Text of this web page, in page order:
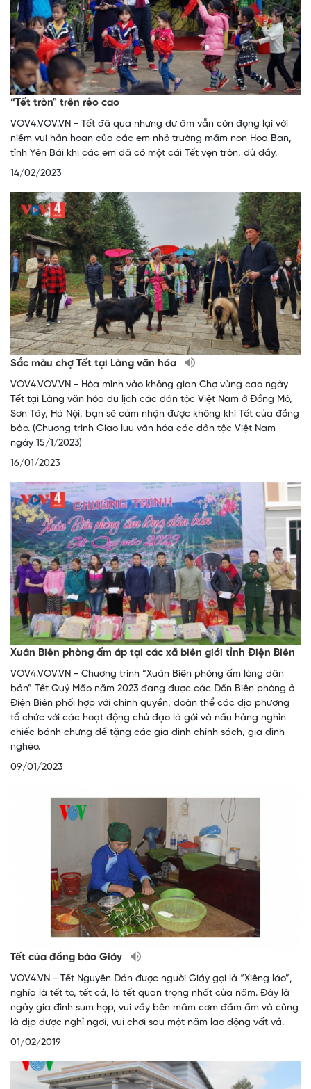
“Tết tròn" trên rẻo cao
VOV4.VOV.VN - Tết đã qua nhưng dư âm vẫn còn đọng lại với
niềm vui hân hoan của các em nhỏ trường mầm non Hoa Ban,
tỉnh Yên Bái khi các em đã có một cái Tết vẹn tròn, đủ đầy.
14/02/2023
Sắc màu chợ Tết tại Làng văn hóa
VOV4.VOV.VN - Hòa mình vào không gian Chợ vùng cao ngày
Tết tại Làng văn hóa du lịch các dân tộc Việt Nam ở Đồng Mô,
Sơn Tây, Hà Nội, bạn sẽ cảm nhận được không khi Tết của đồng
bào. (Chương trình Giao lưu văn hóa các dân tộc Việt Nam
ngày 15/1/2023)
16/01/2023
Xuân Biên phòng ấm áp tại các xã biên giới tỉnh Điện Biên
VOV4.VOV.VN - Chương trình “Xuân Biên phòng ấm lòng dân
bản” Tết Quý Mão năm 2023 đang được các Đồn Biên phòng ở
Điện Biên phối hợp với chính quyền, đoàn thể các địa phương
tổ chức với các hoạt động chủ đạo là gói và nấu hàng nghìn
chiếc bánh chưng để tặng các gia đình chính sách, gia đình
nghèo.
09/01/2023
Tết của đồng bào Giáy
VOV4.VN - Tết Nguyên Đán được người Giáy gọi là “Xiêng láo”,
nghĩa là tết to, tết cả, là tết quan trọng nhất của năm. Đây là
ngày gia đình sum họp, vui vầy bên mâm cơm đầm ấm và cũng
là dịp được nghỉ ngơi, vui chơi sau một năm lao động vất vả.
01/02/2019